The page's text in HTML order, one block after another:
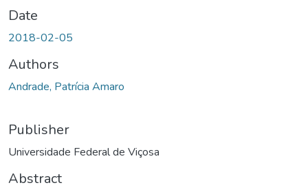
Date
2018-02-05
Authors
Andrade, Patrícia Amaro
Publisher
Universidade Federal de Viçosa
Abstract